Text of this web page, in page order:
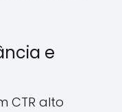
e
CTR alto